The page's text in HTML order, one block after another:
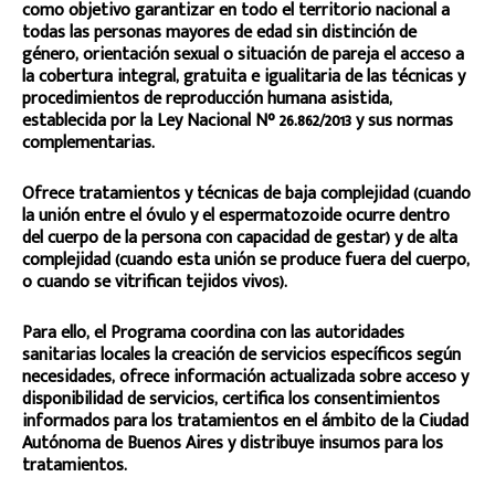
como objetivo garantizar en todo el territorio nacional a
todas las personas mayores de edad sin distinción de
género, orientación sexual o situación de pareja el acceso a
la cobertura integral, gratuita e igualitaria de las técnicas y
procedimientos de reproducción humana asistida,
establecida por la Ley Nacional N° 26.862/2013 y sus normas
complementarias.
Ofrece tratamientos y técnicas de baja complejidad (cuando
la unión entre el óvulo y el espermatozoide ocurre dentro
del cuerpo de la persona con capacidad de gestar) y de alta
complejidad (cuando esta unión se produce fuera del cuerpo,
o cuando se vitrifican tejidos vivos).
Para ello, el Programa coordina con las autoridades
sanitarias locales la creación de servicios específicos según
necesidades, ofrece información actualizada sobre acceso y
disponibilidad de servicios, certifica los consentimientos
informados para los tratamientos en el ámbito de la Ciudad
Autónoma de Buenos Aires y distribuye insumos para los
tratamientos.